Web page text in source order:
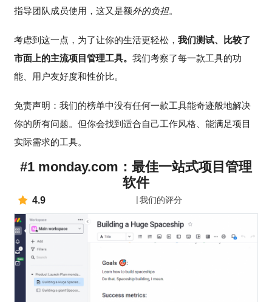
指导团队成员使用，这又是额外的负担。
考虑到这一点，为了让你的生活更轻松， 我们测试、比较了
市面上的主流项目管理工具。 我们考察了每一款工具的功
能、用户友好度和性价比。
免责声明：我们的榜单中没有任何一款工具能奇迹般地解决
你的所有问题。但你会找到适合自己工作风格、能满足项目
实际需求的工具。
#1 monday.com：最佳一站式项目管理
软件
4.9 我们的评分